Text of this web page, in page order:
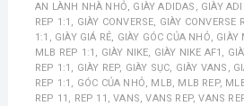
AN LÀNH NHÀ NHỎ, GIÀY ADIDAS , GIÀY
REP 1:1 , GIÀY CONVERSE, GIÀY CONVERSE
1:1 , GIÀY GIÁ RẺ, GIÀY GÓC CỦA NHỎ, GIÀY
MLB REP 1:1 , GIÀY NIKE, GIÀY NIKE AF1 ,
REP 1:1 , GIÀY REP, GIÀY SỤC, GIÀY VANS ,
REP 1:1 , GÓC CỦA NHỎ, MLB, MLB REP,
REP 11 , REP 11 ,VANS,VANS REP,VANS